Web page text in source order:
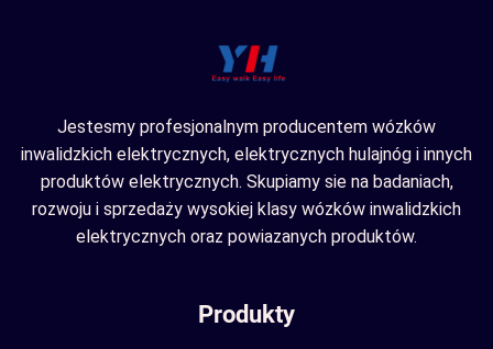
Jestesmy profesjonalnym producentem wózków
inwalidzkich elektrycznych, elektrycznych hulajnóg i innych
produktów elektrycznych. Skupiamy sie na badaniach,
rozwoju i sprzedaży wysokiej klasy wózków inwalidzkich
elektrycznych oraz powiazanych produktów.
Produkty